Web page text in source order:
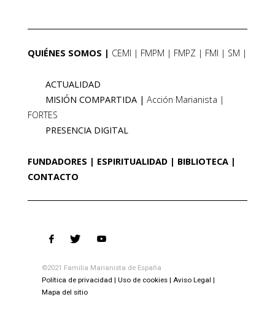
QUIÉNES SOMOS CEMI FMPM FMPZ FMI SM
ACTUALIDAD
MISIÓN COMPARTIDA
Acción Marianista
FORTES
PRESENCIA DIGITAL
FUNDADORES ESPIRITUALIDAD
BIBLIOTECA
CONTACTO
©2021 Familia Marianista de España
Política de privacidad
Uso de cookies
Aviso Legal
Mapa del sitio